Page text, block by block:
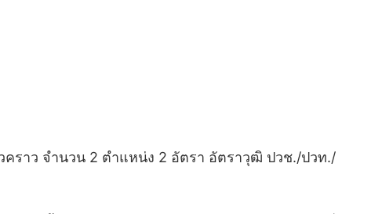
ราว จํานวน 2 ตำแหน่ง 2 อัตรา อัตราวุฒิ ปวช./ปวท./